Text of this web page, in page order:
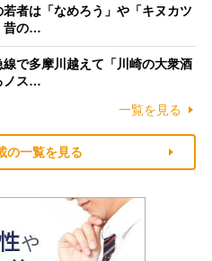
若者は「なめろう」や「キヌカツ
昔の…
線で多摩川越えて「川崎の大衆酒
ノス…
一覧を見る
の一覧を見る